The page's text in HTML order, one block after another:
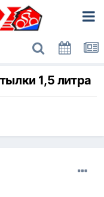
1,5 литра